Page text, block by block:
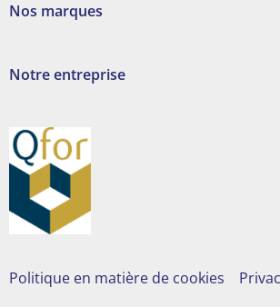
Nos marques
Notre entreprise
Politique en matière de cookies